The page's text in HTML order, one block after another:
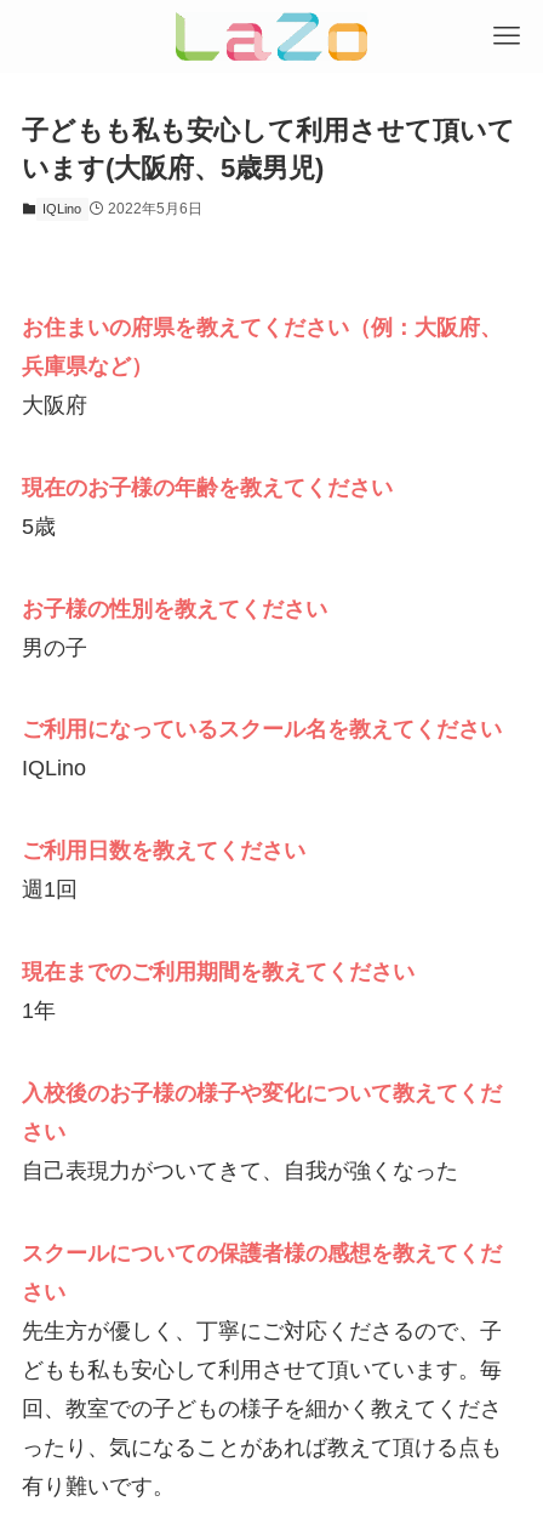
子どもも私も安心して利用させて頂いて
います(大阪府、5歳男児)
IQLino 2022年5月6日
お住まいの府県を教えてください（例：大阪府、
兵庫県など）
大阪府
現在のお子様の年齢を教えてください
5歳
お子様の性別を教えてください
男の子
ご利用になっているスクール名を教えてください
IQLino
ご利用日数を教えてください
週1回
現在までのご利用期間を教えてください
1年
入校後のお子様の様子や変化について教えてくだ
さい
自己表現力がついてきて、自我が強くなった
スクールについての保護者様の感想を教えてくだ
さい
先生方が優しく、丁寧にご対応くださるので、子
どもも私も安心して利用させて頂いています。毎
回、教室での子どもの様子を細かく教えてくださ
ったり、気になることがあれば教えて頂ける点も
有り難いです。